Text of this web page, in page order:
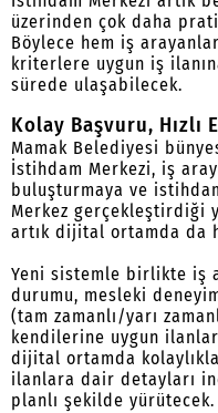
üzerinden çok daha
Böylece hem iş
kriterlere uygun iş
sürede ulaşabilecek.
Kolay Başvuru, Hızlı
Mamak Belediyesi
İstihdam Merkezi, iş
buluşturmaya ve
Merkez gerçekleştirdiği
artık dijital ortamda da
Yeni sistemle birlikte iş
durumu, mesleki
(tam zamanlı/yarı
kendilerine uygun
dijital ortamda
ilanlara dair detayları
planlı şekilde yürütecek.